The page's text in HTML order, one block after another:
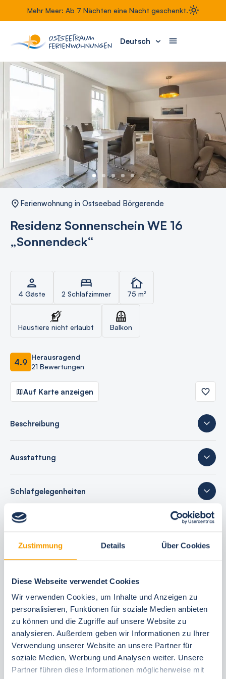
Zustimmung Details Über Cookies
Diese Webseite verwendet Cookies
Wir verwenden Cookies, um Inhalte und Anzeigen zu
personalisieren, Funktionen für soziale Medien anbieten
zu können und die Zugriffe auf unsere Website zu
analysieren. Außerdem geben wir Informationen zu Ihrer
Verwendung unserer Website an unsere Partner für
soziale Medien, Werbung und Analysen weiter. Unsere
Partner führen diese Informationen möglicherweise mit
Mehr Meer: Ab 7 Nächten eine Nacht geschenkt.
Deutsch
Ferienwohnung in Ostseebad Börgerende
Residenz Sonnenschein WE 16
„Sonnendeck“
4 Gäste 2 Schlafzimmer 75 m²
Haustiere nicht erlaubt Balkon
4.9 Herausragend
21 Bewertungen
Auf Karte anzeigen
Beschreibung
Ausstattung
Schlafgelegenheiten
21 Bewertungen
Ihre Buchungsvorteile
Bestpreis-Garantie
24 Stunden kostenfrei reservieren
30 Tage vor Anreise kostenfrei stornieren
Flexible An- und Abreise 24/7
Persönliche Beratungen
Schneller, direkter Support vor Ort